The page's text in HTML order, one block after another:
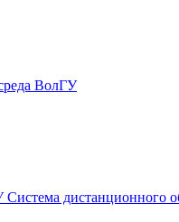
ВолГУ
Система дистанционного